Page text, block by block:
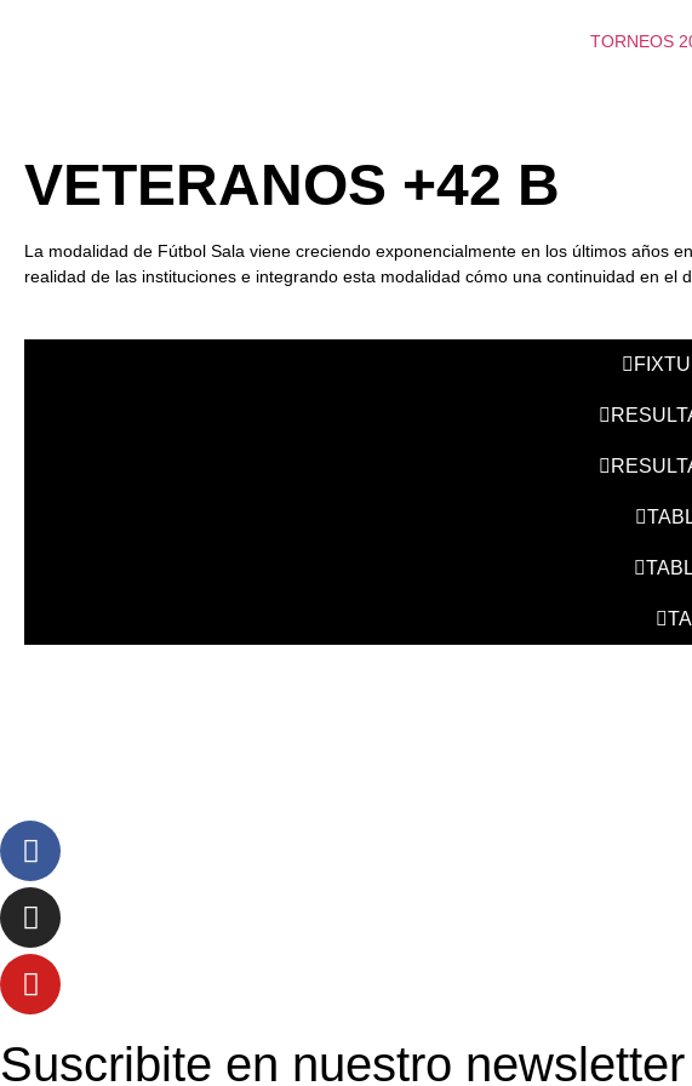
TORNEOS
VETERANOS +42 B
La modalidad de Fútbol Sala viene creciendo exponencialmente en los últimos años
realidad de las instituciones e integrando esta modalidad cómo una continuidad en
Suscribite en nuestro newsletter